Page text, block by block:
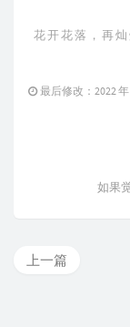
花开花落，再
最后修改：2022 年
如果
上一篇